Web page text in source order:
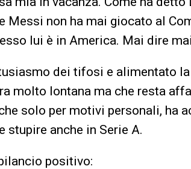
Messi non ha mai giocato al
lui è in America. Mai dire
dei tifosi e alimentato
molto lontana ma che resta
solo per motivi personali, ha
stupire anche in Serie A.
positivo: